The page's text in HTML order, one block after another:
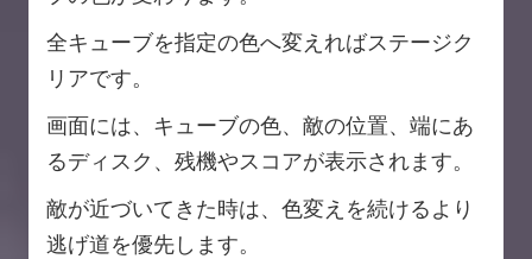
全キューブを指定の色へ変えればステージク
リアです。
画面には、キューブの色、敵の位置、端にあ
るディスク、残機やスコアが表示されます。
敵が近づいてきた時は、色変えを続けるより
逃げ道を優先します。